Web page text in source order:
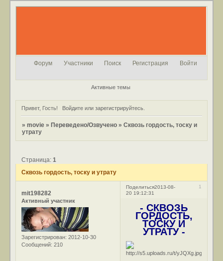
Форум Участники Поиск Регистрация Войти
Активные темы
Привет, Гость! Войдитеили зарегистрируйтесь.
»movie » Переведено/Озвучено »Сквозь гордость, тоску и
утрату
Сквозь гордость, тоску и утрату
Страница:1
Поделиться 1
2013-08-
20 19:12:31
mit198282
Активный участник
Зарегистрирован: 2012-10-30
Сообщений: 210
- СКВОЗЬ
ГОРДОСТЬ,
ТОСКУ И
УТРАТУ -